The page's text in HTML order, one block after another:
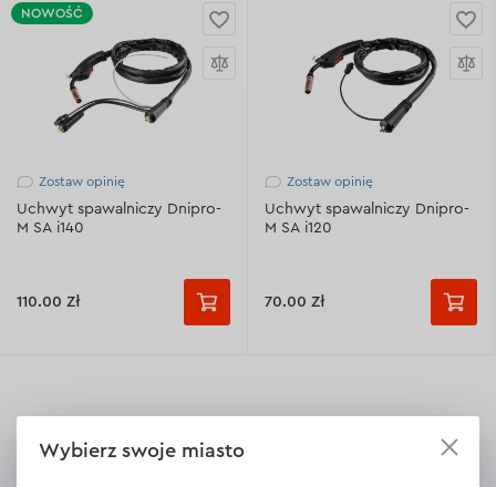
Zostaw opinię
Uchwyt spawalniczy Dnipro-
M SA i140
110.00 Zł
NOWOŚĆ
Zostaw opinię
Uchwyt spawalniczy Dnipro-
M SA i120
70.00 Zł
Wybierz swoje miasto